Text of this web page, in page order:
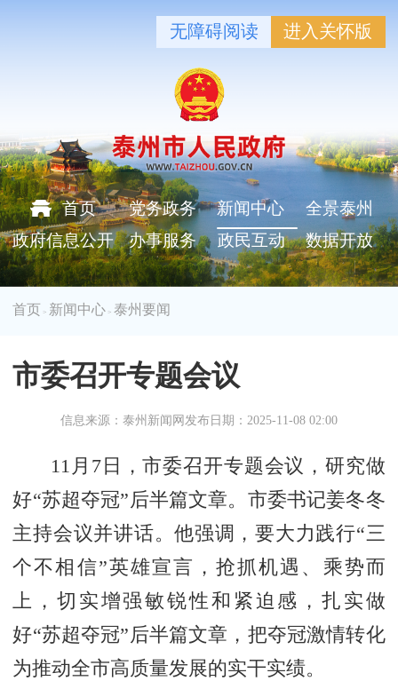
无障碍阅读 进入关怀版
首页 党务政务 新闻中心
全景泰州
政府信息公开
办事服务 政民互动 数据开放
首页 > 新闻中心 >泰州要闻
市委召开专题会议
信息来源：泰州新闻网发布日期：2025-11-08 02:00
11月7日，市委召开专题会议，研究做
好“苏超夺冠”后半篇文章。市委书记姜冬冬
主持会议并讲话。他强调，要大力践行“三
个不相信”英雄宣言，抢抓机遇、乘势而
上，切实增强敏锐性和紧迫感，扎实做
好“苏超夺冠”后半篇文章，把夺冠激情转化
为推动全市高质量发展的实干实绩。